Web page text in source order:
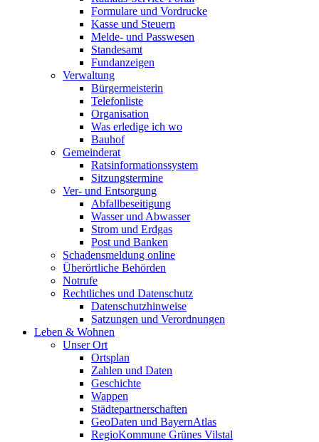
Formulare und Vordrucke
Kasse und Steuern
Melde- und Passwesen
Standesamt
Fundanzeigen
Verwaltung
Bürgermeisterin
Telefonliste
Organisation
Was erledige ich wo
Bauhof
Gemeinderat
Ratsinformationssystem
Sitzungstermine
Ver- und Entsorgung
Abfallbeseitigung
Wasser und Abwasser
Strom und Erdgas
Post und Banken
Schadensmeldung online
Überörtliche Behörden
Notrufe
Rechtliches und Datenschutz
Datenschutzhinweise
Satzungen und Verordnungen
Leben & Wohnen
Unser Ort
Ortsplan
Zahlen und Daten
Geschichte
Wappen
Städtepartnerschaften
GeoDaten und BayernAtlas
RegioKommune Grünes Vilstal